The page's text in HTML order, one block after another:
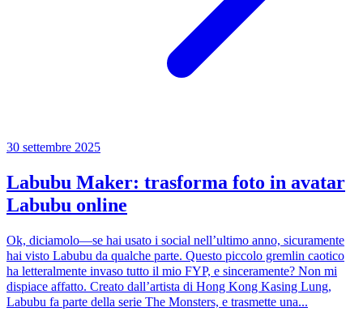
30 settembre 2025
Labubu Maker: trasforma foto in avatar
Labubu online
Ok, diciamolo—se hai usato i social nell’ultimo anno, sicuramente
hai visto Labubu da qualche parte. Questo piccolo gremlin caotico
ha letteralmente invaso tutto il mio FYP, e sinceramente? Non mi
dispiace affatto. Creato dall’artista di Hong Kong Kasing Lung,
Labubu fa parte della serie The Monsters, e trasmette una...